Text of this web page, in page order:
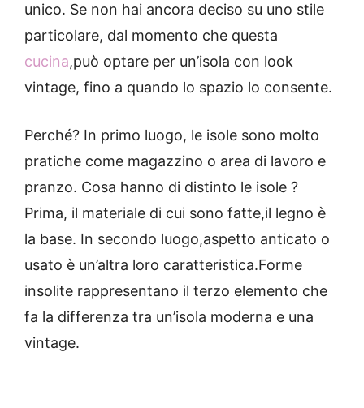
unico. Se non hai ancora deciso su uno stile
particolare, dal momento che questa
cucina,può optare per un’isola con look
vintage, fino a quando lo spazio lo consente.
Perché? In primo luogo, le isole sono molto
pratiche come magazzino o area di lavoro e
pranzo. Cosa hanno di distinto le isole ?
Prima, il materiale di cui sono fatte,il legno è
la base. In secondo luogo,aspetto anticato o
usato è un’altra loro caratteristica.Forme
insolite rappresentano il terzo elemento che
fa la differenza tra un’isola moderna e una
vintage.